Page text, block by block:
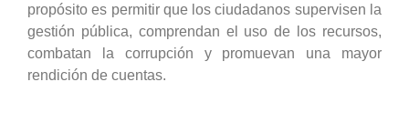
propósito es permitir que los ciudadanos supervisen la
gestión pública, comprendan el uso de los recursos,
combatan la corrupción y promuevan una mayor
rendición de cuentas.